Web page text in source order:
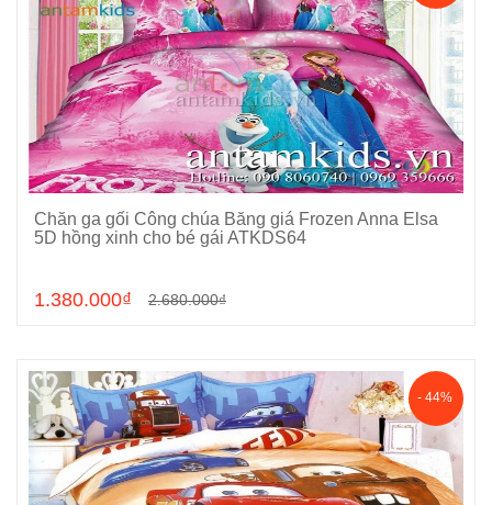
Chọn sản phẩm
Chăn ga gối Công chúa Băng giá Frozen Anna Elsa
5D hồng xinh cho bé gái ATKDS64
1.380.000₫ 2.680.000₫
- 44%